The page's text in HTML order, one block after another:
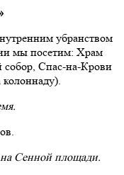
убранством
мы посетим: Храм
Спас-на-Крови
на Сенной площади.